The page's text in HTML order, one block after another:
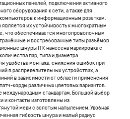
панелей, подключения активного
оборудования к сети, а также для
к информационным розеткам.
их устойчивость к многократным
что обеспечивается многопроволочным
и востребованные типы разъёмов
шнуры ITK нанесена маркировка с
пар, типа и диаметра
удобства монтажа, снижения ошибок при
в распределительных устройствах, а
в зависимости от области применения
корды различных цветовых вариантов.
стандартам. Большой выбор
и контакты изготовлены из
меди с золотым напылением. Удобная
гибкость шнура и малый радиус